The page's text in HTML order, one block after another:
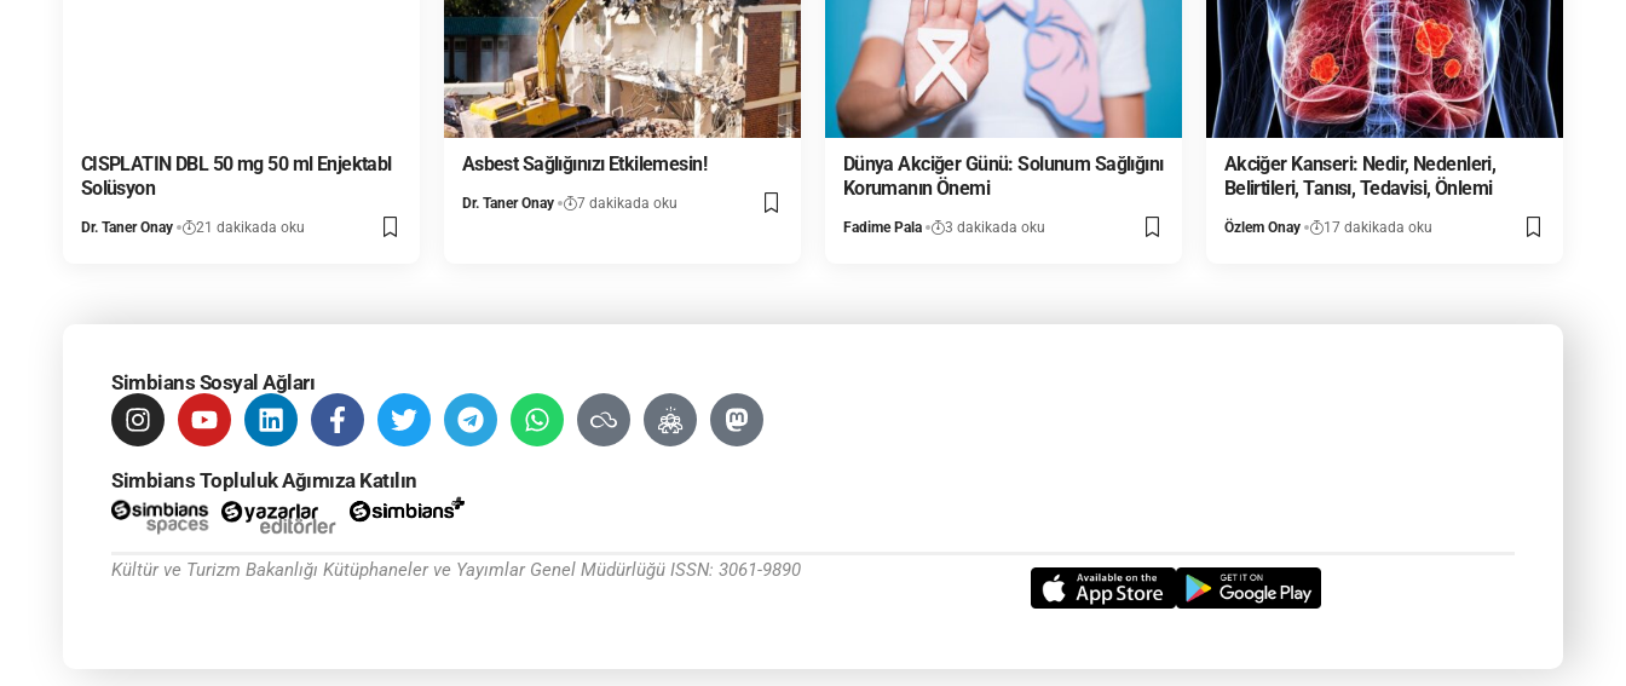
CISPLATIN DBL 50 mg 50 ml Enjektabl
Solüsyon
Dr. Taner Onay 21 dakikada oku
Asbest Sağlığınızı Etkilemesin!
Dr. Taner Onay 7 dakikada oku
Dünya Akciğer Günü: Solunum Sağlığını
Korumanın Önemi
Fadime Pala 3 dakikada oku
Akciğer Kanseri: Nedir, Nedenleri,
Belirtileri, Tanısı, Tedavisi, Önlemi
Özlem Onay 17 dakikada oku
Simbians Sosyal Ağları
Simbians Topluluk Ağımıza Katılın
Kültür ve Turizm Bakanlığı Kütüphaneler ve Yayımlar Genel Müdürlüğü ISSN: 3061-9890